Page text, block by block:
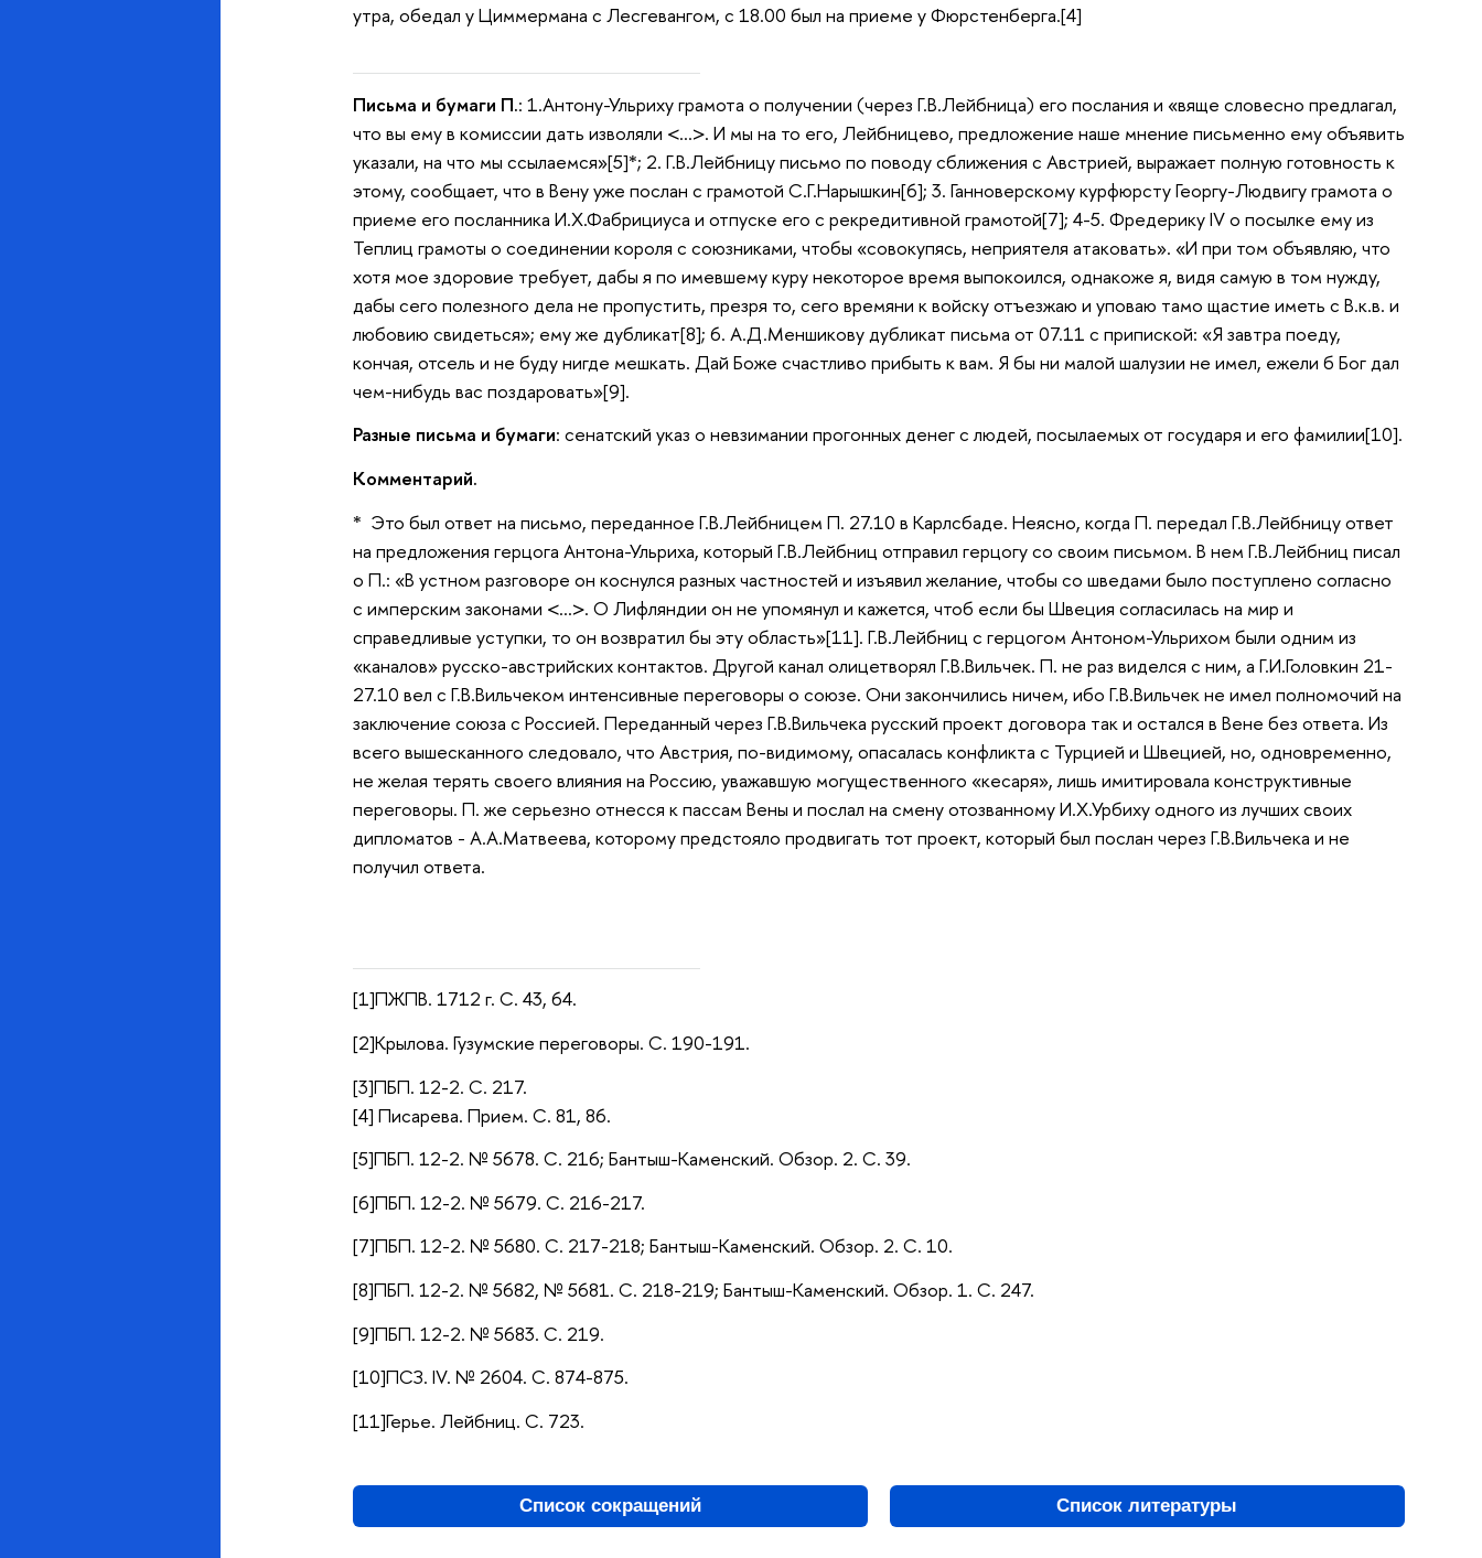
утра, обедал у Циммермана с Лесгевангом, с 18.00 был на приеме у Фюрстенберга.[4]
Письма и бумаги П.: 1.Антону-Ульриху грамота о получении (через Г.В.Лейбница) его послания и «вяще словесно предлагал,
что вы ему в комиссии дать изволяли <…>. И мы на то его, Лейбницево, предложение наше мнение письменно ему объявить
указали, на что мы ссылаемся»[5]*; 2. Г.В.Лейбницу письмо по поводу сближения с Австрией, выражает полную готовность к
этому, сообщает, что в Вену уже послан с грамотой С.Г.Нарышкин[6]; 3. Ганноверскому курфюрсту Георгу-Людвигу грамота о
приеме его посланника И.Х.Фабрициуса и отпуске его с рекредитивной грамотой[7]; 4-5. Фредерику IV о посылке ему из
Теплиц грамоты о соединении короля с союзниками, чтобы «совокупясь, неприятеля атаковать». «И при том объявляю, что
хотя мое здоровие требует, дабы я по имевшему куру некоторое время выпокоился, однакоже я, видя самую в том нужду,
дабы сего полезного дела не пропустить, презря то, сего времяни к войску отъезжаю и уповаю тамо щастие иметь с В.к.в. и
любовию свидеться»; ему же дубликат[8]; 6. А.Д.Меншикову дубликат письма от 07.11 с припиской: «Я завтра поеду,
кончая, отсель и не буду нигде мешкать. Дай Боже счастливо прибыть к вам. Я бы ни малой шалузии не имел, ежели б Бог дал
чем-нибудь вас поздаровать»[9].
Разные письма и бумаги: сенатский указ о невзимании прогонных денег с людей, посылаемых от государя и его фамилии[10].
Комментарий.
* Это был ответ на письмо, переданное Г.В.Лейбницем П. 27.10 в Карлсбаде. Неясно, когда П. передал Г.В.Лейбницу ответ
на предложения герцога Антона-Ульриха, который Г.В.Лейбниц отправил герцогу со своим письмом. В нем Г.В.Лейбниц писал
о П.: «В устном разговоре он коснулся разных частностей и изъявил желание, чтобы со шведами было поступлено согласно
с имперским законами <…>. О Лифляндии он не упомянул и кажется, чтоб если бы Швеция согласилась на мир и
справедливые уступки, то он возвратил бы эту область»[11]. Г.В.Лейбниц с герцогом Антоном-Ульрихом были одним из
«каналов» русско-австрийских контактов. Другой канал олицетворял Г.В.Вильчек. П. не раз виделся с ним, а Г.И.Головкин 21-
27.10 вел с Г.В.Вильчеком интенсивные переговоры о союзе. Они закончились ничем, ибо Г.В.Вильчек не имел полномочий на
заключение союза с Россией. Переданный через Г.В.Вильчека русский проект договора так и остался в Вене без ответа. Из
всего вышесканного следовало, что Австрия, по-видимому, опасалась конфликта с Турцией и Швецией, но, одновременно,
не желая терять своего влияния на Россию, уважавшую могущественного «кесаря», лишь имитировала конструктивные
переговоры. П. же серьезно отнесся к пассам Вены и послал на смену отозванному И.Х.Урбиху одного из лучших своих
дипломатов - А.А.Матвеева, которому предстояло продвигать тот проект, который был послан через Г.В.Вильчека и не
получил ответа.
[1]ПЖПВ. 1712 г. С. 43, 64.
[2]Крылова. Гузумские переговоры. С. 190-191.
[3]ПБП. 12-2. С. 217.
[4] Писарева. Прием. С. 81, 86.
[5]ПБП. 12-2. № 5678. С. 216; Бантыш-Каменский. Обзор. 2. С. 39.
[6]ПБП. 12-2. № 5679. С. 216-217.
[7]ПБП. 12-2. № 5680. С. 217-218; Бантыш-Каменский. Обзор. 2. С. 10.
[8]ПБП. 12-2. № 5682, № 5681. С. 218-219; Бантыш-Каменский. Обзор. 1. С. 247.
[9]ПБП. 12-2. № 5683. С. 219.
[10]ПСЗ. IV. № 2604. С. 874-875.
[11]Герье. Лейбниц. С. 723.
Список сокращений Список литературы